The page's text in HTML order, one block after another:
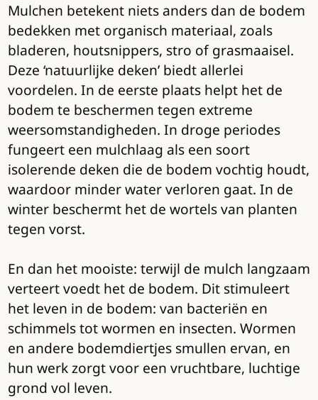
Mulchen betekent niets anders dan de bodem
bedekken met organisch materiaal, zoals
bladeren, houtsnippers, stro of grasmaaisel.
Deze ‘natuurlijke deken’ biedt allerlei
voordelen. In de eerste plaats helpt het de
bodem te beschermen tegen extreme
weersomstandigheden. In droge periodes
fungeert een mulchlaag als een soort
isolerende deken die de bodem vochtig houdt,
waardoor minder water verloren gaat. In de
winter beschermt het de wortels van planten
tegen vorst.
En dan het mooiste: terwijl de mulch langzaam
verteert voedt het de bodem. Dit stimuleert
het leven in de bodem: van bacteriën en
schimmels tot wormen en insecten. Wormen
en andere bodemdiertjes smullen ervan, en
hun werk zorgt voor een vruchtbare, luchtige
grond vol leven.